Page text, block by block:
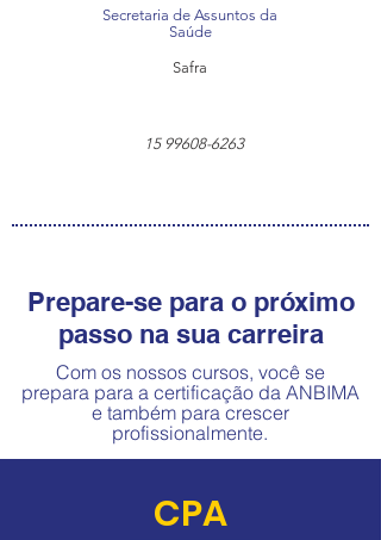
Secretaria de Assuntos da
Saúde
Safra
15 99608-6263
Prepare-se para o próximo
passo na sua carreira
Com os nossos cursos, você se
prepara para a certificação da ANBIMA
e também para crescer
profissionalmente.
CPA